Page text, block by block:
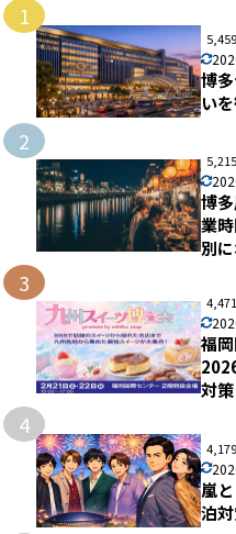
1
博
い
2
博
業
別
3
福
対
4
嵐
泊